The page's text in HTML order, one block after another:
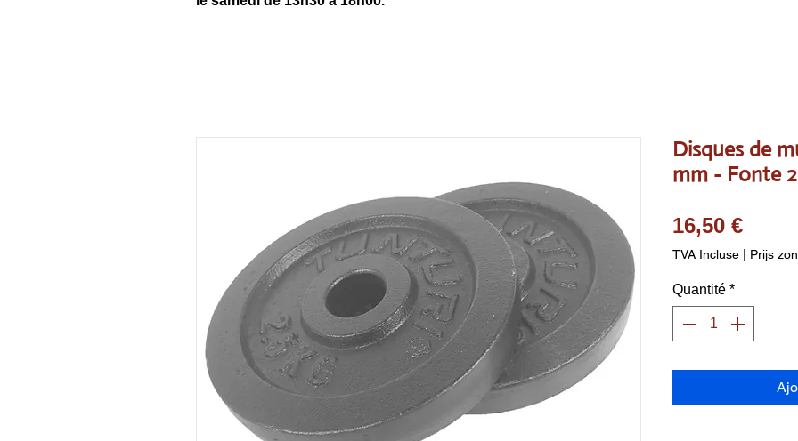
Disques de
mm - Fonte
16,50 €Prix
TVA Incluse Prijs
Quantité *